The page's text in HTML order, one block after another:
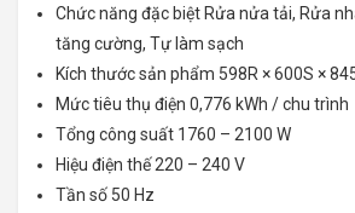
Chức năng đặc biệt Rửa nửa tải, Rửa
tăng cường, Tự làm sạch
Kích thước sản phẩm 598R × 600S ×
Mức tiêu thụ điện 0,776 kWh / chu trình
Tổng công suất 1760 – 2100 W
Hiệu điện thế 220 – 240 V
Tần số 50 Hz